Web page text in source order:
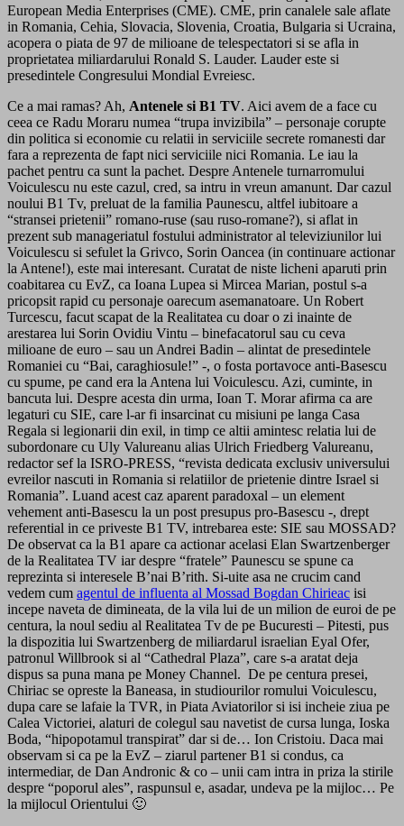
European Media Enterprises (CME). CME, prin canalele sale aflate
in Romania, Cehia, Slovacia, Slovenia, Croatia, Bulgaria si Ucraina,
acopera o piata de 97 de milioane de telespectatori si se afla in
proprietatea miliardarului Ronald S. Lauder. Lauder este si
presedintele Congresului Mondial Evreiesc.
Ce a mai ramas? Ah, Antenele si B1 TV. Aici avem de a face cu
ceea ce Radu Moraru numea “trupa invizibila” – personaje corupte
din politica si economie cu relatii in serviciile secrete romanesti dar
fara a reprezenta de fapt nici serviciile nici Romania. Le iau la
pachet pentru ca sunt la pachet. Despre Antenele turnarromului
Voiculescu nu este cazul, cred, sa intru in vreun amanunt. Dar cazul
noului B1 Tv, preluat de la familia Paunescu, altfel iubitoare a
“stransei prietenii” romano-ruse (sau ruso-romane?), si aflat in
prezent sub manageriatul fostului administrator al televiziunilor lui
Voiculescu si sefulet la Grivco, Sorin Oancea (in continuare actionar
la Antene!), este mai interesant. Curatat de niste licheni aparuti prin
coabitarea cu EvZ, ca Ioana Lupea si Mircea Marian, postul s-a
pricopsit rapid cu personaje oarecum asemanatoare. Un Robert
Turcescu, facut scapat de la Realitatea cu doar o zi inainte de
arestarea lui Sorin Ovidiu Vintu – binefacatorul sau cu ceva
milioane de euro – sau un Andrei Badin – alintat de presedintele
Romaniei cu “Bai, caraghiosule!” -, o fosta portavoce anti-Basescu
cu spume, pe cand era la Antena lui Voiculescu. Azi, cuminte, in
bancuta lui. Despre acesta din urma, Ioan T. Morar afirma ca are
legaturi cu SIE, care l-ar fi insarcinat cu misiuni pe langa Casa
Regala si legionarii din exil, in timp ce altii amintesc relatia lui de
subordonare cu Uly Valureanu alias Ulrich Friedberg Valureanu,
redactor sef la ISRO-PRESS, “revista dedicata exclusiv universului
evreilor nascuti in Romania si relatiilor de prietenie dintre Israel si
Romania”. Luand acest caz aparent paradoxal – un element
vehement anti-Basescu la un post presupus pro-Basescu -, drept
referential in ce priveste B1 TV, intrebarea este: SIE sau MOSSAD?
De observat ca la B1 apare ca actionar acelasi Elan Swartzenberger
de la Realitatea TV iar despre “fratele” Paunescu se spune ca
reprezinta si interesele B’nai B’rith. Si-uite asa ne crucim cand
vedem cum agentul de influenta al Mossad Bogdan Chirieac isi
incepe naveta de dimineata, de la vila lui de un milion de euroi de pe
centura, la noul sediu al Realitatea Tv de pe Bucuresti – Pitesti, pus
la dispozitia lui Swartzenberg de miliardarul israelian Eyal Ofer,
patronul Willbrook si al “Cathedral Plaza”, care s-a aratat deja
dispus sa puna mana pe Money Channel. De pe centura presei,
Chiriac se opreste la Baneasa, in studiourilor romului Voiculescu,
dupa care se lafaie la TVR, in Piata Aviatorilor si isi incheie ziua pe
Calea Victoriei, alaturi de colegul sau navetist de cursa lunga, Ioska
Boda, “hipopotamul transpirat” dar si de… Ion Cristoiu. Daca mai
observam si ca pe la EvZ – ziarul partener B1 si condus, ca
intermediar, de Dan Andronic & co – unii cam intra in priza la stirile
despre “poporul ales”, raspunsul e, asadar, undeva pe la mijloc… Pe
la mijlocul Orientului 🙂